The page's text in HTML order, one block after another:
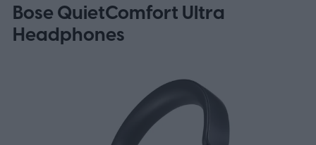
Bose QuietComfort Ultra
Headphones